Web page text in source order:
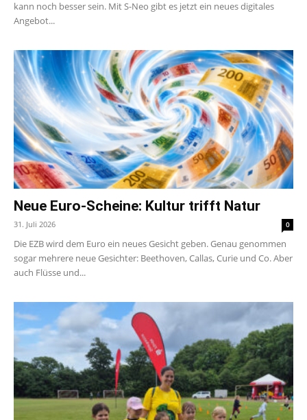
kann noch besser sein. Mit S-Neo gibt es jetzt ein neues digitales
Angebot...
Neue Euro-Scheine: Kultur trifft Natur
31. Juli 2026 0
Die EZB wird dem Euro ein neues Gesicht geben. Genau genommen
sogar mehrere neue Gesichter: Beethoven, Callas, Curie und Co. Aber
auch Flüsse und...